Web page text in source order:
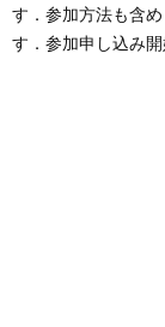
す．参加方法も含
す．参加申し込み